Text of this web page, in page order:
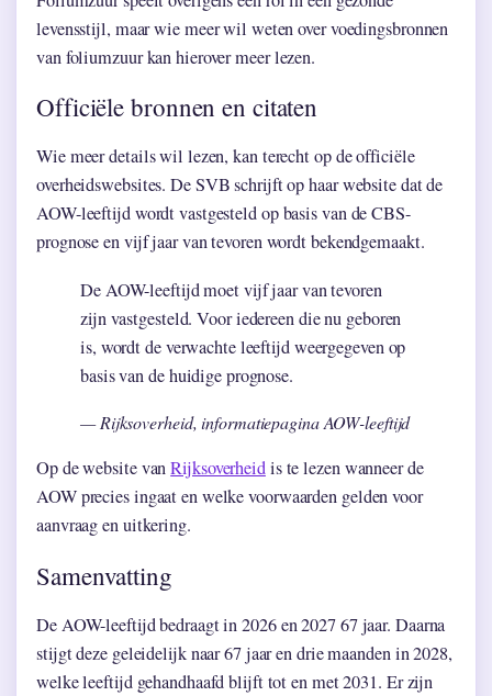
levensstijl, maar wie meer wil weten over voedingsbronnen
van foliumzuur kan hierover meer lezen.
Officiële bronnen en citaten
Wie meer details wil lezen, kan terecht op de officiële
overheidswebsites. De SVB schrijft op haar website dat de
AOW-leeftijd wordt vastgesteld op basis van de CBS-
prognose en vijf jaar van tevoren wordt bekendgemaakt.
De AOW-leeftijd moet vijf jaar van tevoren
zijn vastgesteld. Voor iedereen die nu geboren
is, wordt de verwachte leeftijd weergegeven op
basis van de huidige prognose.
— Rijksoverheid, informatiepagina AOW-leeftijd
Op de website vanRijksoverheidis te lezen wanneer de
AOW precies ingaat en welke voorwaarden gelden voor
aanvraag en uitkering.
Samenvatting
De AOW-leeftijd bedraagt in 2026 en 2027 67 jaar. Daarna
stijgt deze geleidelijk naar 67 jaar en drie maanden in 2028,
welke leeftijd gehandhaafd blijft tot en met 2031. Er zijn